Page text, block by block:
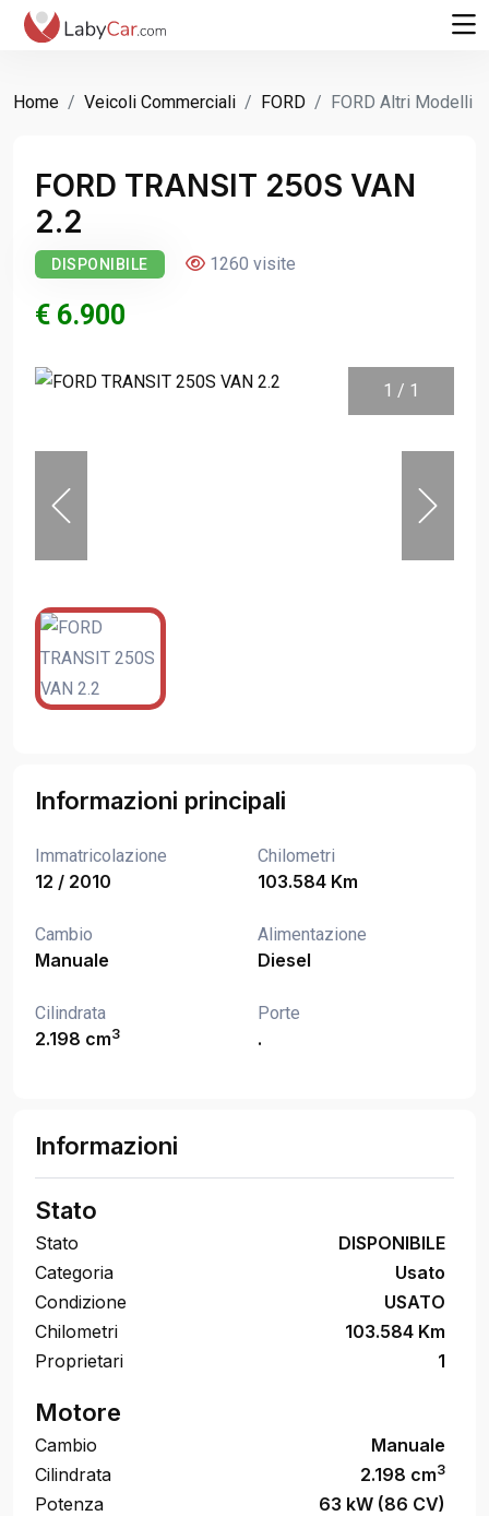
Home Veicoli Commerciali FORD FORD Altri Modelli
FORD TRANSIT 250S VAN
2.2
DISPONIBILE 1260 visite
€ 6.900
1 / 1
Informazioni principali
Immatricolazione
12 / 2010
Chilometri
103.584 Km
Cambio
Manuale
Alimentazione
Diesel
Cilindrata
2.198 cm3
Porte
.
Informazioni
Stato
Stato
DISPONIBILE
Categoria
Usato
Condizione
USATO
Chilometri
103.584 Km
Proprietari
1
Motore
Cambio
Manuale
Cilindrata
2.198 cm3
Potenza
63 kW (86 CV)